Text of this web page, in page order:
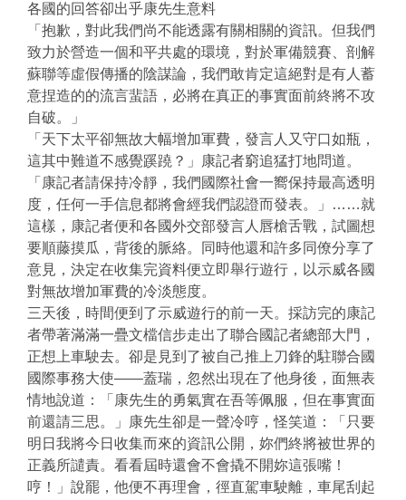
各國的回答卻出乎康先生意料
「抱歉，對此我們尚不能透露有關相關的資訊。但我們
致力於營造一個和平共處的環境，對於軍備競賽、剖解
蘇聯等虛假傳播的陰謀論，我們敢肯定這絕對是有人蓄
意捏造的的流言蜚語，必將在真正的事實面前終將不攻
自破。」
「天下太平卻無故大幅增加軍費，發言人又守口如瓶，
這其中難道不感覺蹊蹺？」康記者窮追猛打地問道。
「康記者請保持冷靜，我們國際社會一嚮保持最高透明
度，任何一手信息都將會經我們認證而發表。」……就
這樣，康記者便和各國外交部發言人唇槍舌戰，試圖想
要順藤摸瓜，背後的脈絡。同時他還和許多同僚分享了
意見，決定在收集完資料便立即舉行遊行，以示威各國
對無故增加軍費的冷淡態度。
三天後，時間便到了示威遊行的前一天。採訪完的康記
者帶著滿滿一疊文檔信步走出了聯合國記者總部大門，
正想上車駛去。卻是見到了被自己推上刀鋒的駐聯合國
國際事務大使——蓋瑞，忽然出現在了他身後，面無表
情地說道：「康先生的勇氣實在吾等佩服，但在事實面
前還請三思。」康先生卻是一聲冷哼，怪笑道：「只要
明日我將今日收集而來的資訊公開，妳們終將被世界的
正義所譴責。看看屆時還會不會撬不開妳這張嘴！
哼！」說罷，他便不再理會，徑直駕車駛離，車尾刮起